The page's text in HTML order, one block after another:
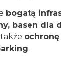
bogatą
basen dla
także ochronę
.